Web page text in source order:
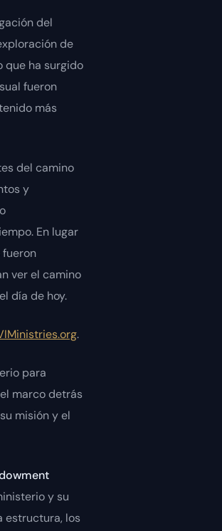
del
de
que ha surgido
fueron
más
del camino
y
En lugar
ver el camino
día de hoy.
.
para
marco detrás
misión y el
y su
estructura, los